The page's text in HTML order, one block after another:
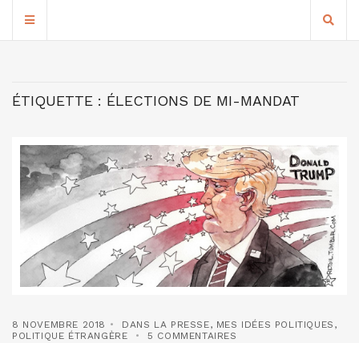
ÉTIQUETTE : ÉLECTIONS DE MI-MANDAT
8 NOVEMBRE 2018 DANS LA PRESSE, MES IDÉES POLITIQUES ,
POLITIQUE ÉTRANGÈRE
5 COMMENTAIRES